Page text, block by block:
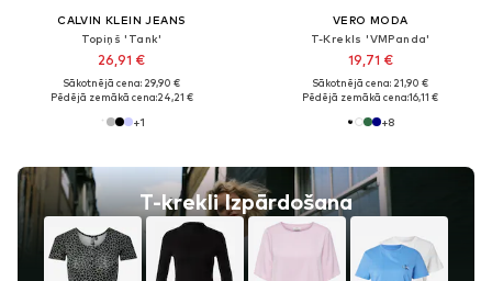
CALVIN KLEIN JEANS
Topiņš 'Tank'
26,91 €
Sākotnējā cena: 29,90 €
Pēdējā zemākā cena:24,21 €
+1
VERO MODA
T-Krekls 'VMPanda'
19,71 €
Sākotnējā cena: 21,90 €
Pēdējā zemākā cena:16,11 €
+8
T-krekli Izpārdošana